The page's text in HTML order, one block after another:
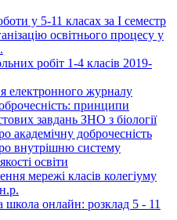
у 5-11 класах за І семестр
освітнього процесу у
робіт 1-4 класів 2019-
електронного журналу
принципи
завдань ЗНО з біології
академічну доброчесність
внутрішню систему
освіти
мережі класів колегіуму
школа онлайн: розклад 5 - 11